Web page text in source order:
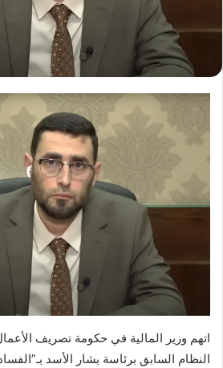
اتهم وزير المالية في حكومة تصريف
النظام السابق برئاسة بشار الأسد